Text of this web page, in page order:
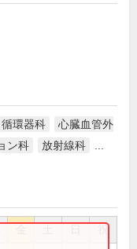
循環器科
心臓血管外
ン科 放射線科
祝